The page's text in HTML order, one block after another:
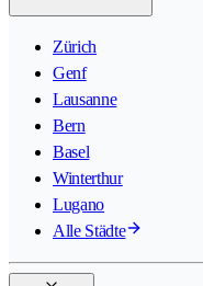
Zürich
Genf
Lausanne
Bern
Basel
Winterthur
Lugano
Alle Städte